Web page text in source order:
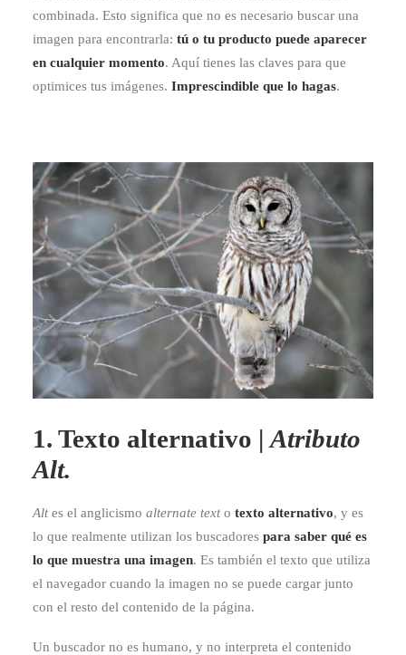
combinada. Esto significa que no es necesario buscar una
imagen para encontrarla: tú o tu producto puede aparecer
en cualquier momento. Aquí tienes las claves para que
optimices tus imágenes. Imprescindible que lo hagas.
1. Texto alternativo |Atributo
Alt.
Altes el anglicismo alternate texto texto alternativo, y es
lo que realmente utilizan los buscadores para saber qué es
lo que muestra una imagen. Es también el texto que utiliza
el navegador cuando la imagen no se puede cargar junto
con el resto del contenido de la página.
Un buscador no es humano, y no interpreta el contenido